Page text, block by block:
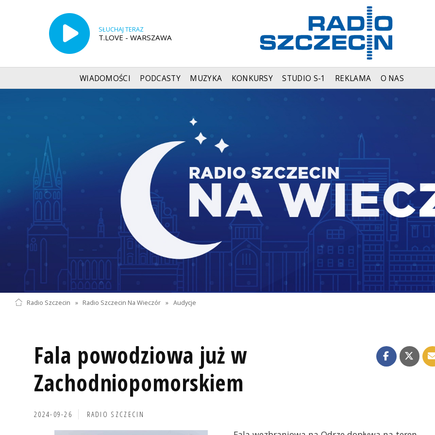
SŁUCHAJ TERAZ
T.LOVE - WARSZAWA
WIADOMOŚCI PODCASTY MUZYKA KONKURSY STUDIO S-1 REKLAMA O NAS
Radio Szczecin » Radio Szczecin Na Wieczór » Audycje
Fala powodziowa już w
Zachodniopomorskiem
2024-09-26 RADIO SZCZECIN